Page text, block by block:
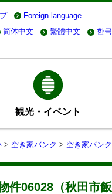
Foreign language
简体中文 繁體中文 한
観光・イベント
> 空き家バンク > 空き家バン
件06028（秋田市飯